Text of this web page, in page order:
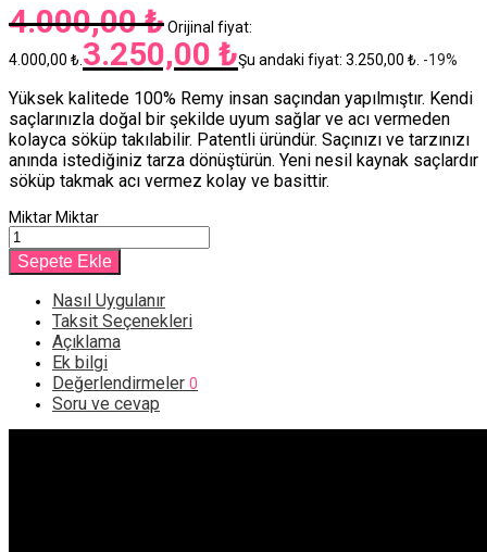
4.000,00₺Orijinal fiyat:
4.000,00 ₺. 3.250,00 ₺Şu andaki fiyat: 3.250,00 ₺. -19%
Yüksek kalitede 100% Remy insan saçından yapılmıştır. Kendi
saçlarınızla doğal bir şekilde uyum sağlar ve acı vermeden
kolayca söküp takılabilir. Patentli üründür. Saçınızı ve tarzınızı
anında istediğiniz tarza dönüştürün. Yeni nesil kaynak saçlardır
söküp takmak acı vermez kolay ve basittir.
MiktarMiktar
Sepete Ekle
Nasıl Uygulanır
Taksit Seçenekleri
Açıklama
Ek bilgi
Değerlendirmeler 0
Soru ve cevap